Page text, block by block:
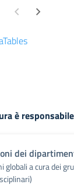
è responsabile
dei
globali a cura dei